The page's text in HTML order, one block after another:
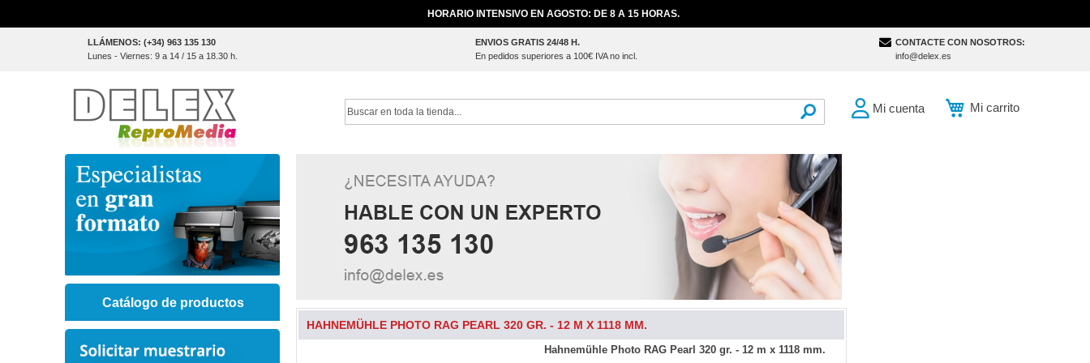
HORARIO INTENSIVO EN AGOSTO: DE 8 A 15 HORAS.
LLÁMENOS: (+34) 963 135 130
Lunes - Viernes: 9 a 14 / 15 a 18.30 h.
ENVIOS GRATIS 24/48 H.
En pedidos superiores a 100€ IVA no incl.
CONTACTE CON NOSOTROS:
info@delex.es
Mi carrito
Mi cuenta
Search
HAHNEMÜHLE PHOTO RAG PEARL 320 GR. - 12 M X 1118 MM.
Hahnemühle Photo RAG Pearl 320 gr. - 12 m x 1118 mm.
Catálogo de productos